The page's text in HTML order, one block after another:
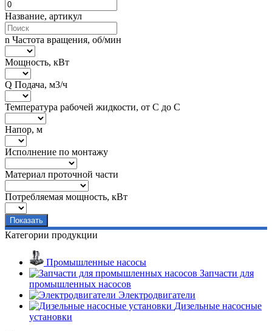
Название, артикул
n Частота вращения, об/мин
Мощность, кВт
Q Подача, м3/ч
Температура рабочей жидкости, от С до С
Напор, м
Исполнение по монтажу
Материал проточной части
Потребляемая мощность, кВт
Категории продукции
Промышленные насосы
Запчасти для
промышленных насосов
Электродвигатели
Дизельные насосные
установки